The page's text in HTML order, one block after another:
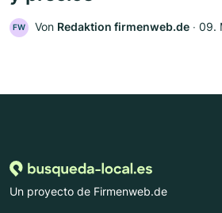
FW Von Redaktion firmenweb.de ‧ 09.
Un proyecto de Firmenweb.de